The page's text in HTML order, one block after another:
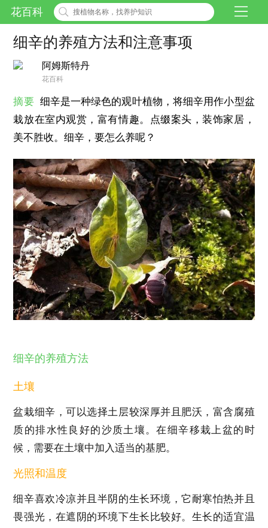
花百科
细辛的养殖方法和注意事项
阿姆斯特丹
花百科
摘要 细辛是一种绿色的观叶植物，将细辛用作小型盆
栽放在室内观赏，富有情趣。点缀案头，装饰家居，
美不胜收。细辛，要怎么养呢？
细辛的养殖方法
土壤
盆栽细辛，可以选择土层较深厚并且肥沃，富含腐殖
质的排水性良好的沙质土壤。在细辛移栽上盆的时
候，需要在土壤中加入适当的基肥。
光照和温度
细辛喜欢冷凉并且半阴的生长环境，它耐寒怕热并且
畏强光，在遮阴的环境下生长比较好。生长的适宜温